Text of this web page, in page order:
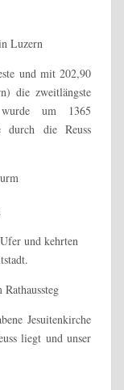
und mit 202,90
die zweitlängste
um 1365
durch die Reuss
und kehrten
Jesuitenkirche
liegt und unser